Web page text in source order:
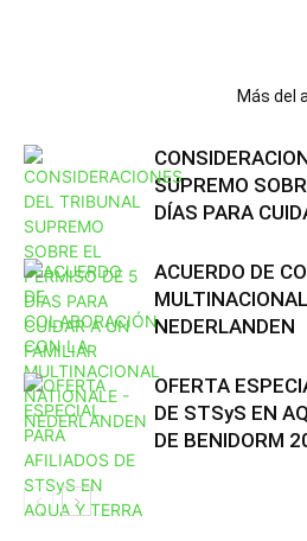
Más del
SUPREMO
DÍAS PARA
ACUERDO DE
NEDERLANDEN
OFERTA
DE STSyS EN
DE BENIDORM